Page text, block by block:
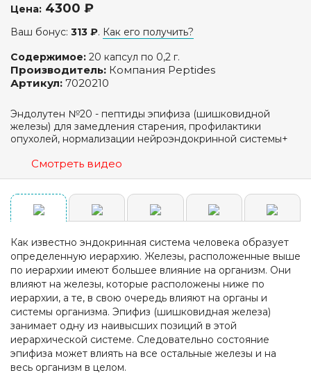
Цена: 4300 ₽
Ваш бонус: 313 ₽. Как его получить?
Содержимое: 20 капсул по 0,2 г.
Производитель: Компания Peptides
Артикул: 7020210
Эндолутен №20 - пептиды эпифиза (шишковидной
железы) для замедления старения, профилактики
опухолей, нормализации нейроэндокринной системы+
Смотреть видео
Как известно эндокринная система человека образует
определенную иерархию. Железы, расположенные выше
по иерархии имеют большее влияние на организм. Они
влияют на железы, которые расположены ниже по
иерархии, а те, в свою очередь влияют на органы и
системы организма. Эпифиз (шишковидная железа)
занимает одну из наивысших позиций в этой
иерархической системе. Следовательно состояние
эпифиза может влиять на все остальные железы и на
весь организм в целом.